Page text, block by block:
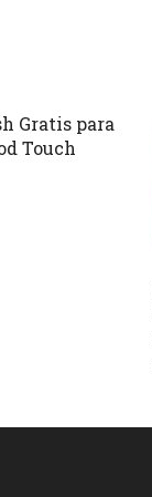
Gratis para
Touch